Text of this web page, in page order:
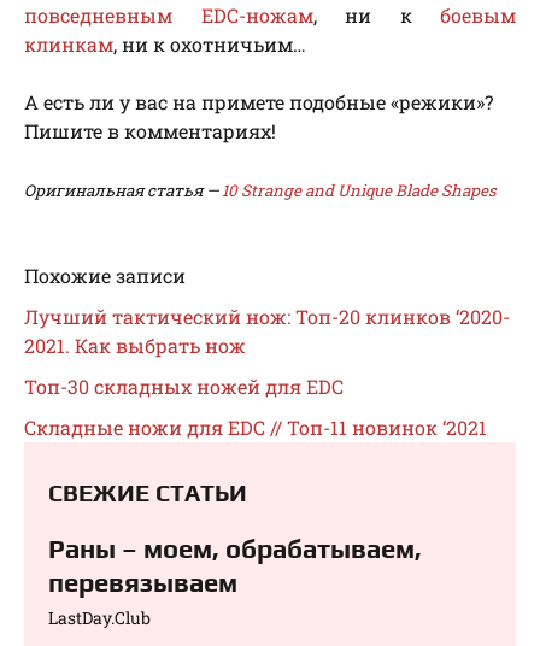
повседневным EDC-ножам, ни к боевым
клинкам, ни к охотничьим…
А есть ли у вас на примете подобные «режики»?
Пишите в комментариях!
Оригинальная статья —10 Strange and Unique Blade Shapes
Похожие записи
Лучший тактический нож: Топ-20 клинков ‘2020-
2021. Как выбрать нож
Топ-30 складных ножей для EDC
Складные ножи для EDC // Топ-11 новинок ‘2021
СВЕЖИЕ СТАТЬИ
Раны – моем, обрабатываем,
перевязываем⁠⁠
LastDay.Club